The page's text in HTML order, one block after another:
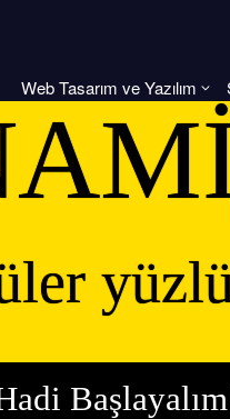
Web Tasarım ve Yazılım